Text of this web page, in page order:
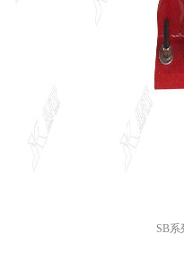
SB系